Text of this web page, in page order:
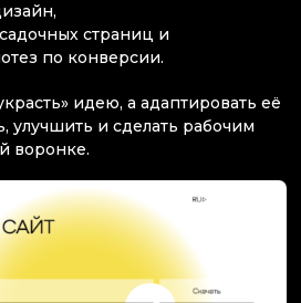
страниц и
по конверсии.
идею, а адаптировать её
улучшить и сделать рабочим
воронке.